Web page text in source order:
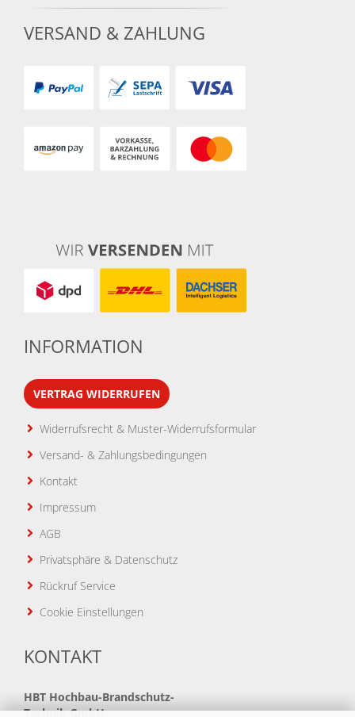
VERSAND & ZAHLUNG
INFORMATION
VERTRAG WIDERRUFEN
Widerrufsrecht & Muster-Widerrufsformular
Versand- & Zahlungsbedingungen
Kontakt
Impressum
AGB
Privatsphäre & Datenschutz
Rückruf Service
Cookie Einstellungen
KONTAKT
HBT Hochbau-Brandschutz-
Technik GmbH